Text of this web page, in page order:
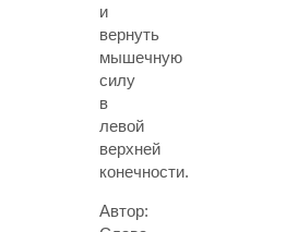
и
вернуть
мышечную
силу
в
левой
верхней
конечности.
Автор: